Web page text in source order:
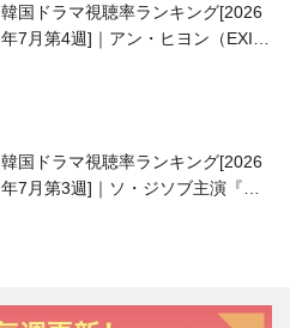
韓国ドラマ視聴率ランキング[2026
年7月第4週]｜アン・ヒヨン（EXID
韓国ドラマ視聴率ランキング[2026
年7月第3週]｜ソ・ジソブ主演『エ